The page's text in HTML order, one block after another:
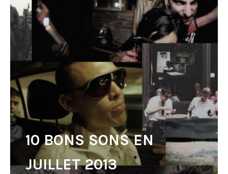
10 BONS SONS EN
JUILLET 2013